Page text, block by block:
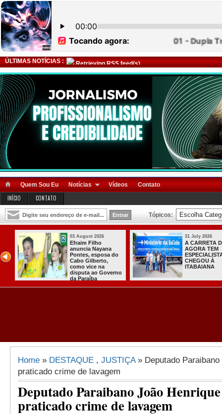
ÚLTIMAS NOTÍCIAS : Retrieving RSS feed(s)
Quem Sou Eu Notícias Vídeos Contato
INÍCIO CONTATO
Tópicos:
31 July 2026
A CARRETA DO
AGORA TEM
ESPECIALISTAS
CHEGOU À
ITABAIANA
31 July 2026
Sistema do TSE
registra primeiras
candidaturas na
Paraíba
Home » DESTAQUE , JUSTIÇA» Deputado
praticado crime de lavagem
Deputado Paraibano João
praticado crime de lavagem